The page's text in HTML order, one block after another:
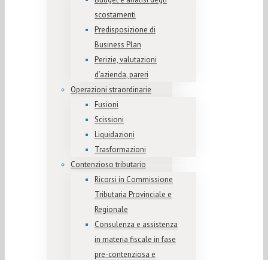
scostamenti
Predisposizione di
Business Plan
Perizie, valutazioni
d’azienda, pareri
Operazioni straordinarie
Fusioni
Scissioni
Liquidazioni
Trasformazioni
Contenzioso tributario
Ricorsi in Commissione
Tributaria Provinciale e
Regionale
Consulenza e assistenza
in materia fiscale in fase
pre-contenziosa e